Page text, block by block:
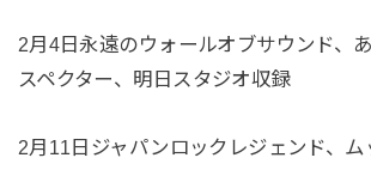
2月4日永遠のウォールオブサウンド、
スペクター、明日スタジオ収録
2月11日ジャパンロックレジェンド、ム